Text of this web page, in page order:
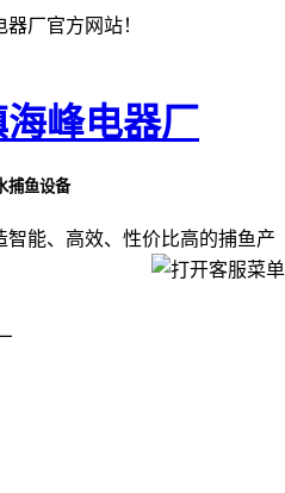
厂官方网站！
捕鱼设备
能、高效、性价比高的捕鱼产